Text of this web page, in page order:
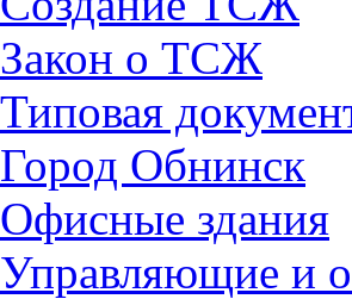
Закон о ТСЖ
Типовая
Город Обнинск
Офисные здания
Управляющие и